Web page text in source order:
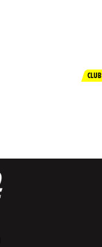
CLUB